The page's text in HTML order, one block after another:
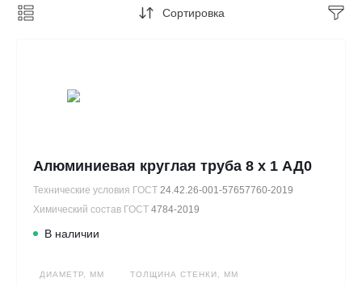
Сортировка
Алюминиевая круглая труба 8 х 1 АД0
Технические условия ГОСТ 24.42.26-001-57657760-2019
Химический состав ГОСТ 4784-2019
В наличии
ДИАМЕТР, ММ ТОЛЩИНА СТЕНКИ, ММ